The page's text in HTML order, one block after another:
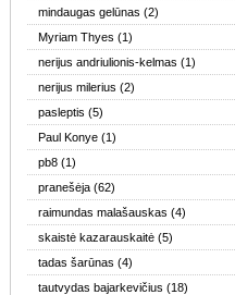
mindaugas gelūnas (2)
Myriam Thyes (1)
nerijus andriulionis-kelmas (1)
nerijus milerius (2)
pasleptis (5)
Paul Konye (1)
pb8 (1)
pranešėja (62)
raimundas malašauskas (4)
skaistė kazarauskaitė (5)
tadas šarūnas (4)
tautvydas bajarkevičius (18)